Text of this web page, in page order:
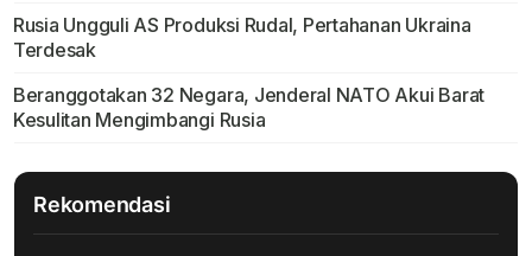
Rusia Ungguli AS Produksi Rudal, Pertahanan Ukraina
Terdesak
Beranggotakan 32 Negara, Jenderal NATO Akui Barat
Kesulitan Mengimbangi Rusia
Rekomendasi